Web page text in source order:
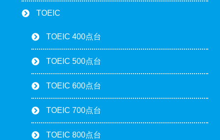
TOEIC
TOEIC 400点台
TOEIC 500点台
TOEIC 600点台
TOEIC 700点台
TOEIC 800点台